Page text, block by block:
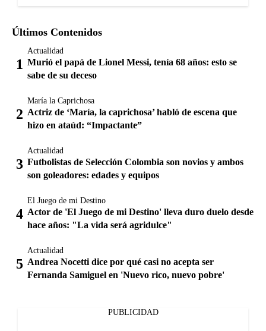
Últimos Contenidos
Actualidad
Murió el papá de Lionel Messi, tenía 68 años: esto se
sabe de su deceso
María la Caprichosa
Actriz de ‘María, la caprichosa’ habló de escena que
hizo en ataúd: “Impactante”
Actualidad
Futbolistas de Selección Colombia son novios y ambos
son goleadores: edades y equipos
El Juego de mi Destino
Actor de 'El Juego de mi Destino' lleva duro duelo desde
hace años: "La vida será agridulce"
Actualidad
Andrea Nocetti dice por qué casi no acepta ser
Fernanda Samiguel en 'Nuevo rico, nuevo pobre'
PUBLICIDAD